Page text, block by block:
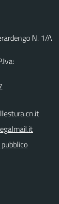
N. 1/A